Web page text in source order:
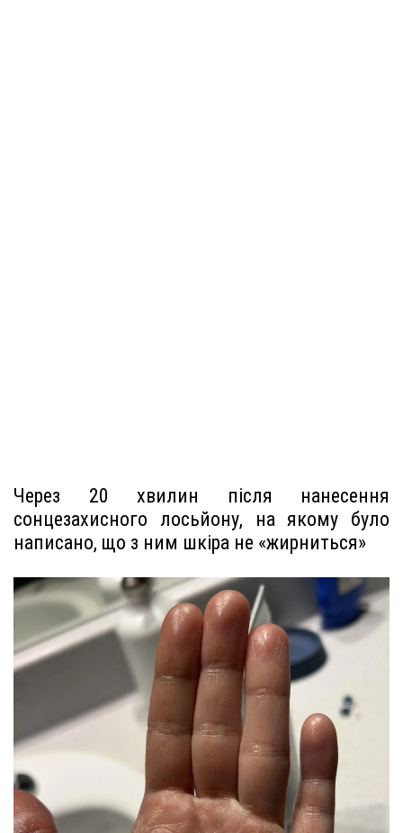
Через 20 хвилин після нанесення
сонцезахисного лосьйону, на якому було
написано, що з ним шкіра не «жирниться»